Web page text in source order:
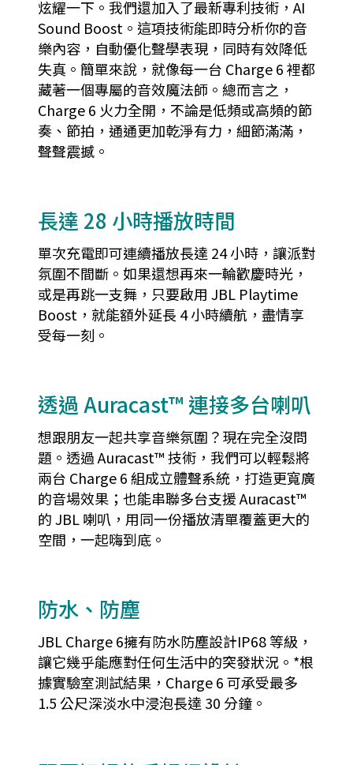
炫耀一下。我們還加入了最新專利技術，AI
Sound Boost。這項技術能即時分析你的音
樂內容，自動優化聲學表現，同時有效降低
失真。簡單來說，就像每一台 Charge 6 裡都
藏著一個專屬的音效魔法師。總而言之，
Charge 6 火力全開，不論是低頻或高頻的節
奏、節拍，通通更加乾淨有力，細節滿滿，
聲聲震撼。
長達 28 小時播放時間
單次充電即可連續播放長達 24 小時，讓派對
氛圍不間斷。如果還想再來一輪歡慶時光，
或是再跳一支舞，只要啟用 JBL Playtime
Boost，就能額外延長 4 小時續航，盡情享
受每一刻。
透過 Auracast™ 連接多台喇叭
想跟朋友一起共享音樂氛圍？現在完全沒問
題。透過 Auracast™ 技術，我們可以輕鬆將
兩台 Charge 6 組成立體聲系統，打造更寬廣
的音場效果；也能串聯多台支援 Auracast™
的 JBL 喇叭，用同一份播放清單覆蓋更大的
空間，一起嗨到底。
防水、防塵
JBL Charge 6擁有防水防塵設計IP68 等級，
讓它幾乎能應對任何生活中的突發狀況。*根
據實驗室測試結果，Charge 6 可承受最多
1.5 公尺深淡水中浸泡長達 30 分鐘。